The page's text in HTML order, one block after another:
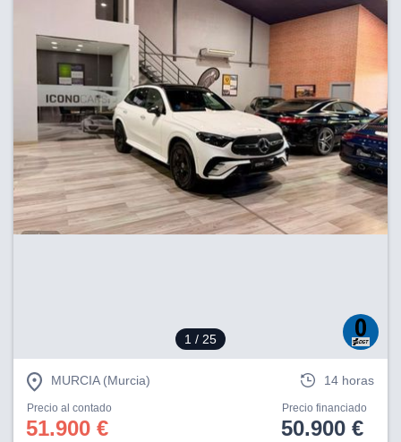
1 / 25
MURCIA (Murcia) 14 horas
Precio al contado
51.900 €
Precio financiado
50.900 €